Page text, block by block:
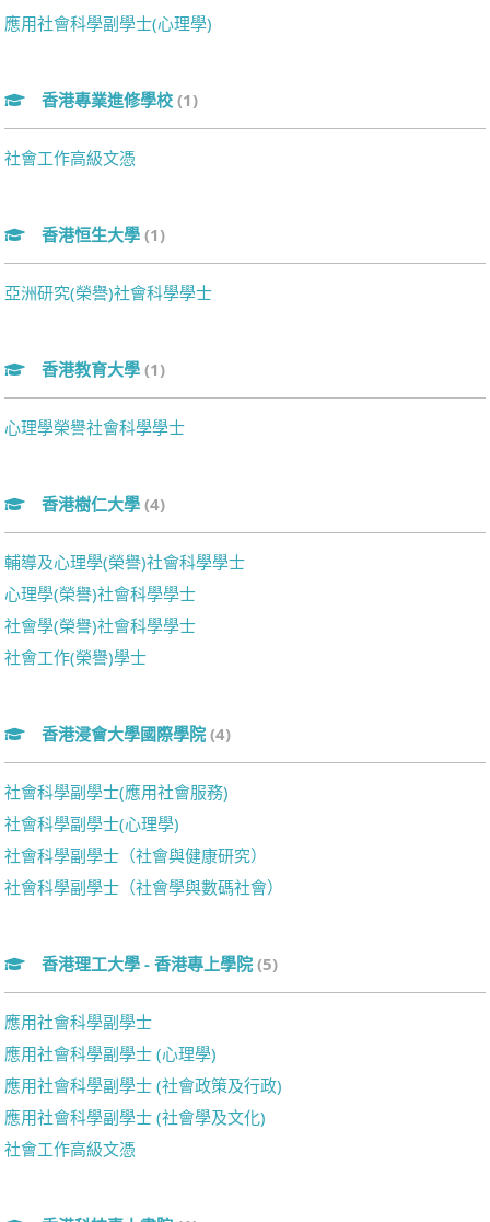
應用社會科學副學士(心理學)
香港專業進修學校 (1)
社會工作高級文憑
香港恒生大學 (1)
亞洲研究(榮譽)社會科學學士
香港教育大學 (1)
心理學榮譽社會科學學士
香港樹仁大學 (4)
輔導及心理學(榮譽)社會科學學士
心理學(榮譽)社會科學學士
社會學(榮譽)社會科學學士
社會工作(榮譽)學士
香港浸會大學國際學院 (4)
社會科學副學士(應用社會服務)
社會科學副學士(心理學)
社會科學副學士（社會與健康研究）
社會科學副學士（社會學與數碼社會）
香港理工大學 - 香港專上學院 (5)
應用社會科學副學士
應用社會科學副學士 (心理學)
應用社會科學副學士 (社會政策及行政)
應用社會科學副學士 (社會學及文化)
社會工作高級文憑